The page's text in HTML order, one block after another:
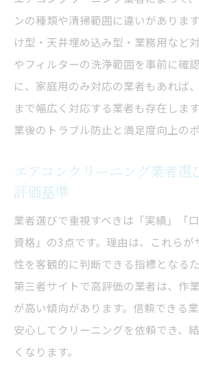
グ
エアコンクリーニング業者
用法
ランキングに頼らないエア
エアコンクリーニング口コ
極め術
評価が高いエアコンクリー
通点
自分で掃除と業者依頼の違いと
エアコンクリーニング自分
意点
業者依頼と自分で掃除のメ
ット比較
ンの種類や清掃範囲に違いがありま
け型・天井埋め込み型・業務用など
やフィルターの洗浄範囲を事前に確
に、家庭用のみ対応の業者もあれば
まで幅広く対応する業者も存在しま
業後のトラブル防止と満足度向上のポ
エアコンクリーニング業者選
評価基準
業者選びで重視すべきは「実績」「
資格」の3点です。理由は、これら
性を客観的に判断できる指標となるた
第三者サイトで高評価の業者は、作
が高い傾向があります。信頼できる業
安心してクリーニングを依頼でき、
くなります。